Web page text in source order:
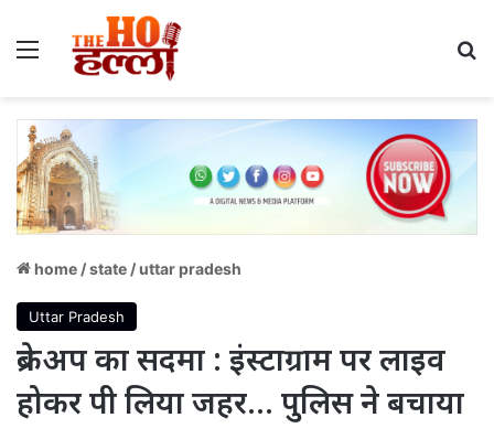
Menu
home /state /uttar pradesh
Uttar Pradesh
ब्रेकअप का सदमा : इंस्टाग्राम पर लाइव
होकर पी लिया जहर… पुलिस ने बचाया